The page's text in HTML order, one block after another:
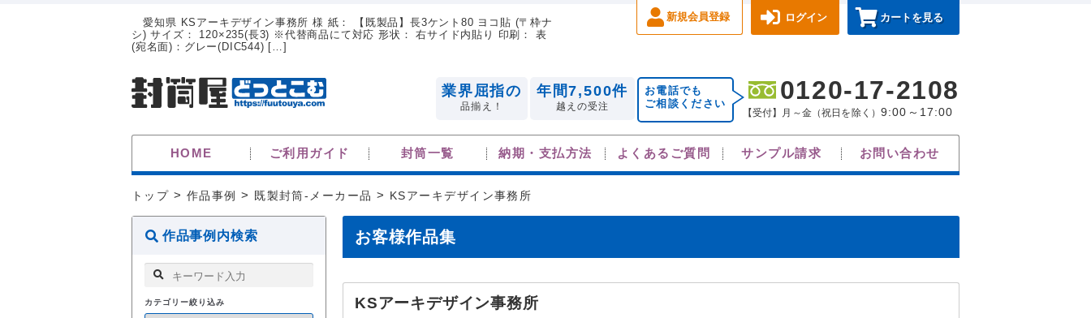
愛知県 KSアーキデザイン事務所 様 紙： 【既製品】長3ケント80 ヨコ貼 (〒枠ナ
シ) サイズ： 120×235(長3) ※代替商品にて対応 形状： 右サイド内貼り 印刷： 表
(宛名面)：グレー(DIC544) […]
新規会員登録 ログイン カートを見る
業界屈指の
品揃え！
年間7,500件
越えの受注
お電話でも
ご相談ください
0120-17-2108
【受付】月～金（祝日を除く）9:00～17:00
HOME ご利用ガイド 封筒一覧 納期・支払方法 よくあるご質問 サンプル請求 お問い合わせ
トップ > 作品事例 > 既製封筒-メーカー品 > KSアーキデザイン事務所
お客様作品集
KSアーキデザイン事務所
作品事例内検索
カテゴリー絞り込み